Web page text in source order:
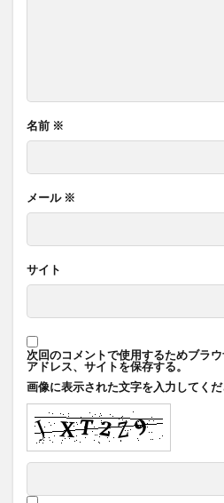
名前 ※
メール ※
サイト
次回のコメントで使用するためブラ
アドレス、サイトを保存する。
画像に表示された文字を入力してく